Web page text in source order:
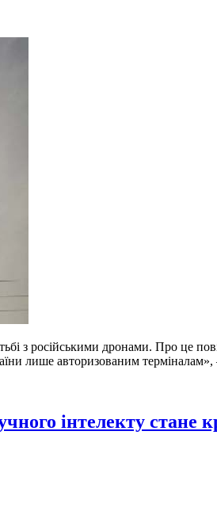
з російськими дронами. Про це
лише авторизованим терміналам»,
інтелекту стане